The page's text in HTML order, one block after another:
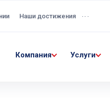
Наши достижения ...
Компания Услуги